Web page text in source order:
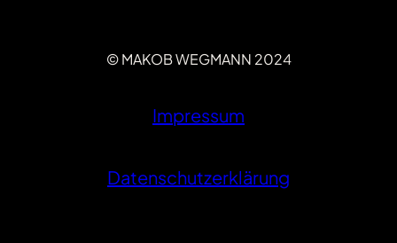
© MAKOB WEGMANN 2024
Impressum
Datenschutzerklärung